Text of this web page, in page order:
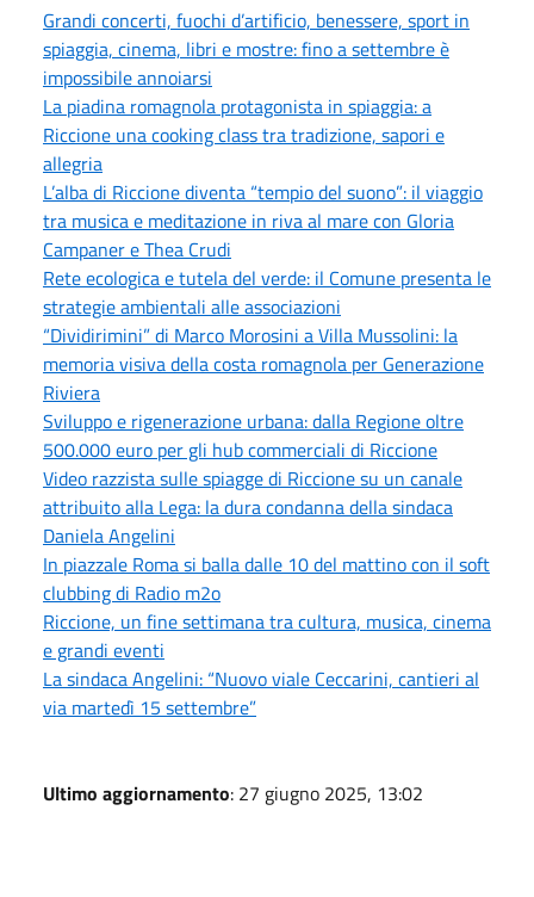
Grandi concerti, fuochi d’artificio, benessere, sport in
spiaggia, cinema, libri e mostre: fino a settembre è
impossibile annoiarsi
La piadina romagnola protagonista in spiaggia: a
Riccione una cooking class tra tradizione, sapori e
allegria
L’alba di Riccione diventa “tempio del suono”: il viaggio
tra musica e meditazione in riva al mare con Gloria
Campaner e Thea Crudi
Rete ecologica e tutela del verde: il Comune presenta le
strategie ambientali alle associazioni
“Dividirimini” di Marco Morosini a Villa Mussolini: la
memoria visiva della costa romagnola per Generazione
Riviera
Sviluppo e rigenerazione urbana: dalla Regione oltre
500.000 euro per gli hub commerciali di Riccione
Video razzista sulle spiagge di Riccione su un canale
attribuito alla Lega: la dura condanna della sindaca
Daniela Angelini
In piazzale Roma si balla dalle 10 del mattino con il soft
clubbing di Radio m2o
Riccione, un fine settimana tra cultura, musica, cinema
e grandi eventi
La sindaca Angelini: “Nuovo viale Ceccarini, cantieri al
via martedì 15 settembre”
Ultimo aggiornamento: 27 giugno 2025, 13:02